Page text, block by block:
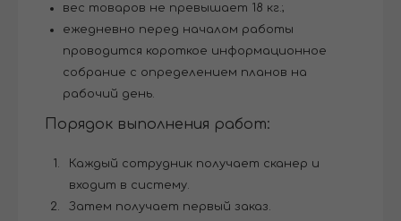
вес товаров не превышает 18 кг.;
ежедневно перед началом работы
проводится короткое информационное
собрание с определением планов на
рабочий день.
Порядок выполнения работ:
Каждый сотрудник получает сканер и
входит в систему.
Затем получает первый заказ.